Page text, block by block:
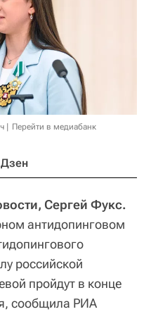
Перейти в медиабанк
Дзен
Сергей Фукс.
антидопинговом
российской
пройдут в конце
сообщила РИА